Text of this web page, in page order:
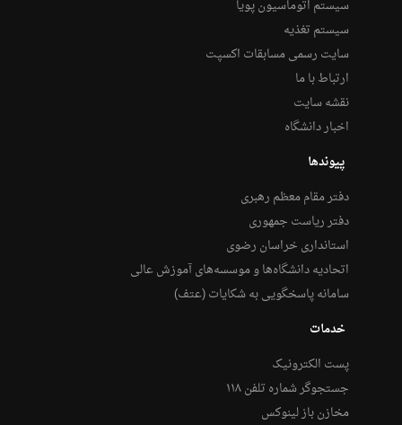
سیستم اتوماسیون پویا
سیستم تغذیه
سایت رسمی مسابقات اکسپت
ارتباط با ما
نقشه سایت
اخبار دانشگاه
پیوندها
دفتر مقام معظم رهبری
دفتر ریاست جمهوری
استانداری خراسان رضوی
اتحادیه دانشگاه‌ها و موسسه‌های آموزش عالی
سامانه پاسخگویی به شکایات (عتف)
خدمات
پست الکترونیک
جستجوگر شماره تلفن ۱۱۸
مخازن باز لینوکس